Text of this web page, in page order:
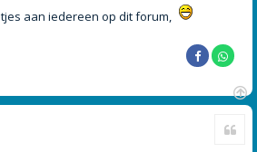
aan iedereen op dit forum,
O